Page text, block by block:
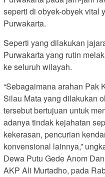
seperti di obyek-obyek vital
Purwakarta.
Seperti yang dilakukan
Purwakarta yang rutin
ke seluruh wilayah.
“Sebagaimana arahan Pak
Silau Mata yang dilakukan
tersebut bertujuan untuk
adanya tindak kejahatan
kekerasan, pencurian
konvensional lainnya,”
Dewa Putu Gede Anom
AKP Ali Murtadho, pada